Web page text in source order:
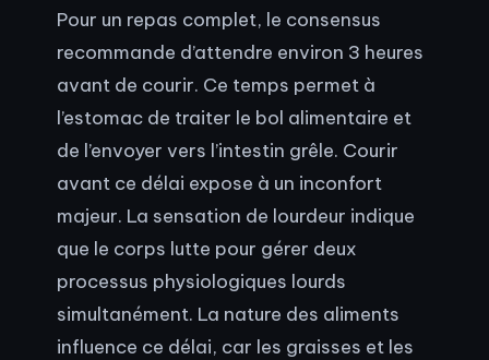
Pour un repas complet, le consensus
recommande d’attendre environ 3 heures
avant de courir. Ce temps permet à
l’estomac de traiter le bol alimentaire et
de l’envoyer vers l’intestin grêle. Courir
avant ce délai expose à un inconfort
majeur. La sensation de lourdeur indique
que le corps lutte pour gérer deux
processus physiologiques lourds
simultanément. La nature des aliments
influence ce délai, car les graisses et les